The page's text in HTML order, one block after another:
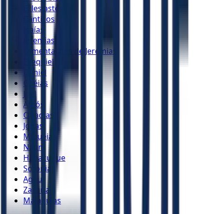
Eclesiastes
Cânticos
Isaías
Jeremias
Lamentações de Jeremias
Ezequiel
Daniel
Oséias
Joel
Amós
Obadias
Jonas
Miquéias
Naum
Habacuque
Sofonias
Ageu
Zacarias
Malaquias